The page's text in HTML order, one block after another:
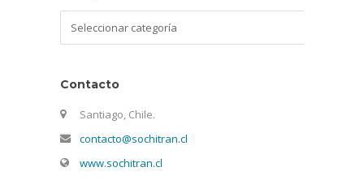
Contacto
Santiago, Chile.
contacto@sochitran.cl
www.sochitran.cl